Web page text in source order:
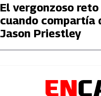
El vergonzoso
cuando compartía
Jason Priestley